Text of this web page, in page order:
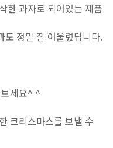
한 과자로 되어있는 제품
도 정말 잘 어울렸답니다.
세요^ ^
크리스마스를 보낼 수